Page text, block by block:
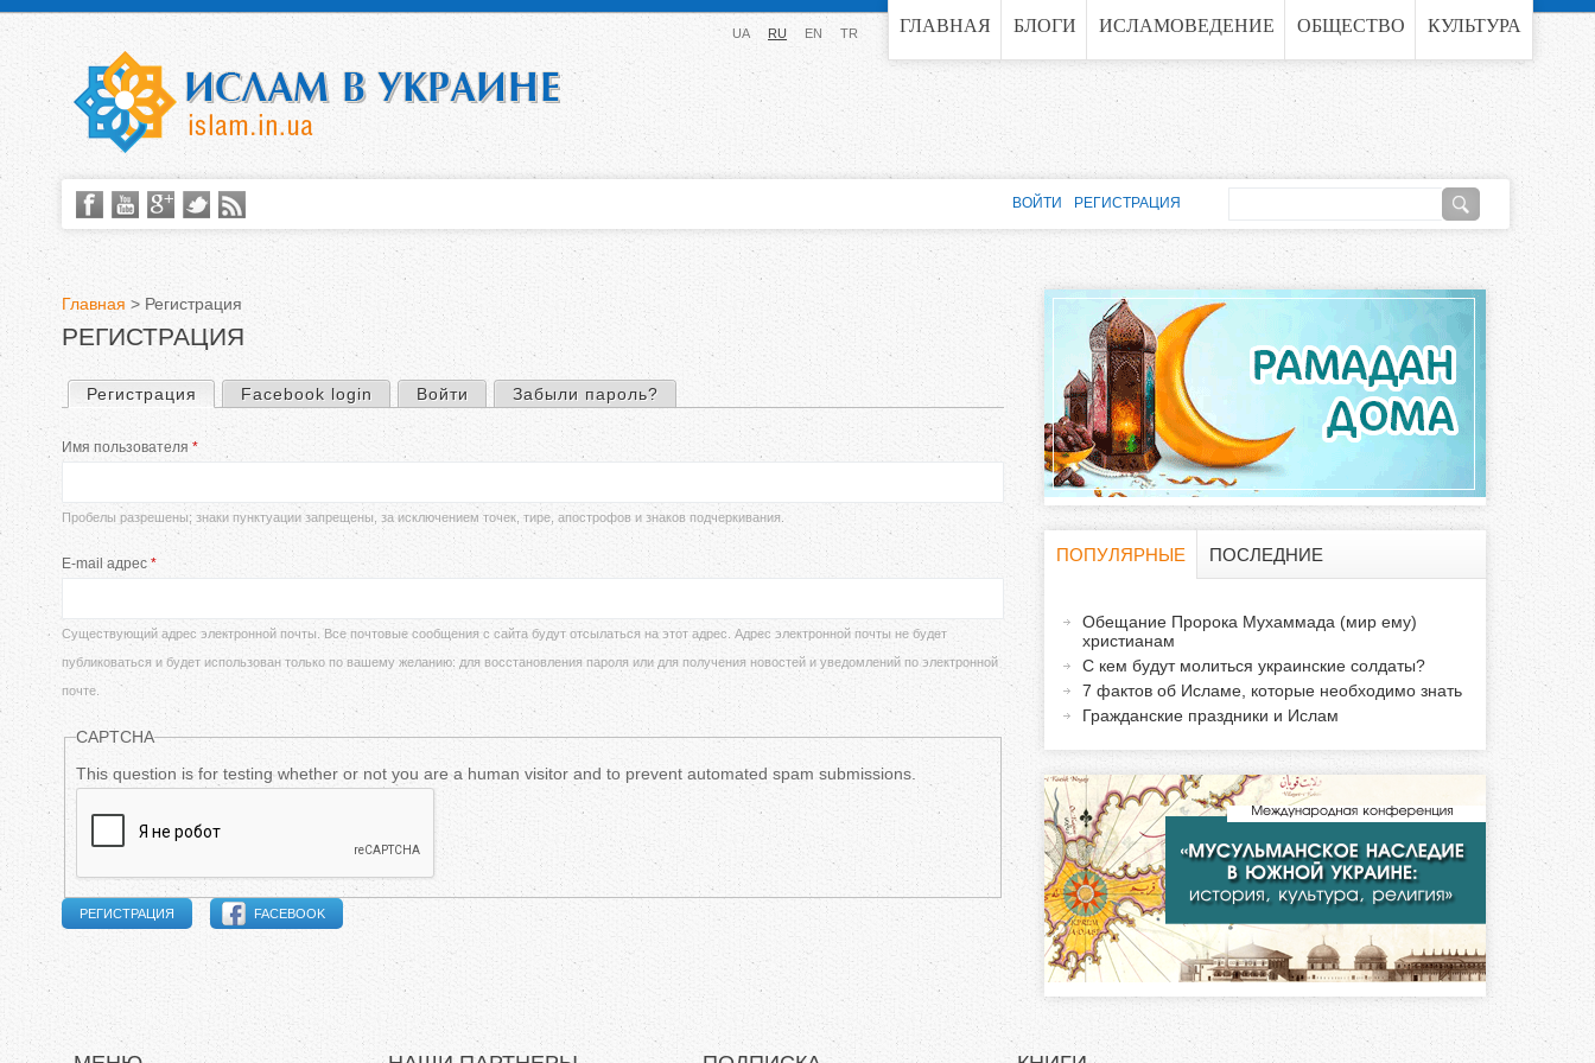
Jump to navigation ГЛАВНАЯ БЛОГИ ИСЛАМОВЕДЕНИЕ ОБЩЕСТВО КУЛЬТУРА
UA RU EN TR
В
ы
з
ь
Главная > Регистрация
РЕГИСТРАЦИЯ
а
в
ы
в
к
а
к
Регистрация (активная вкладка)
Facebook login Войти Забыли пароль?
Имя пользователя *
Пробелы разрешены; знаки пунктуации запрещены, за исключением точек, тире, апострофов и знаков подчеркивания.
E-mail адрес *
Существующий адрес электронной почты. Все почтовые сообщения с сайта будут отсылаться на этот адрес. Адрес электронной почты не будет
публиковаться и будет использован только по вашему желанию: для восстановления пароля или для получения новостей и уведомлений по электронной
почте.
CAPTCHA
This question is for testing whether or not you are a human visitor and to prevent automated spam submissions.
FACEBOOK
Ф
о
а
п
о
и
с
к
о
ВОЙТИ РЕГИСТРАЦИЯ
з
о
н
т
а
ПОПУЛЯРНЫЕ
т
а
я
в
к
л
а
д
к
)
ПОСЛЕДНИЕ
Обещание Пророка Мухаммада (мир ему)
христианам
С кем будут молиться украинские солдаты?
7 фактов об Исламе, которые необходимо знать
Гражданские праздники и Ислам